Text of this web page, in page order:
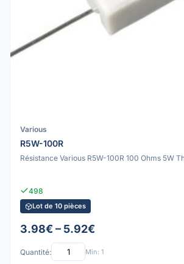
Various
R5W-100R
Résistance Various R5W-100R 100 Ohms 5W
498
Lot de 10 pièces
3.98€ – 5.92€
Quantité: Min: 1